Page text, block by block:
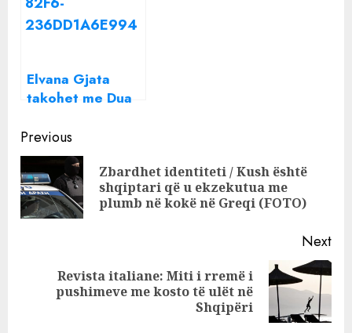
Elvana Gjata
takohet me Dua
thanë njëra-
tjetrës
Continue
Reading
Previous
Zbardhet identiteti / Kush është
shqiptari që u ekzekutua me
plumb në kokë në Greqi (FOTO)
Next
Revista italiane: Miti i rremë i
pushimeve me kosto të ulët në
Shqipëri